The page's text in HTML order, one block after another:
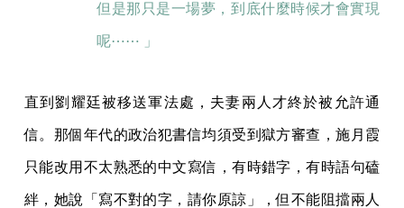
但是那只是一場夢，到底什麼時候才會實現
呢⋯⋯ 」
直到劉耀廷被移送軍法處，夫妻兩人才終於被允許通
信。那個年代的政治犯書信均須受到獄方審查，施月霞
只能改用不太熟悉的中文寫信，有時錯字，有時語句磕
絆，她說「寫不對的字，請你原諒」，但不能阻擋兩人